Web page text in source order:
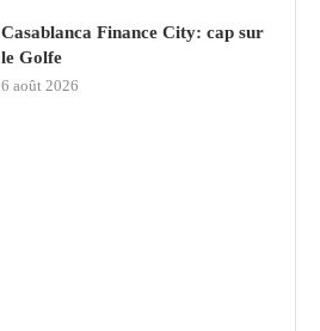
Casablanca Finance City: cap sur
le Golfe
6 août 2026